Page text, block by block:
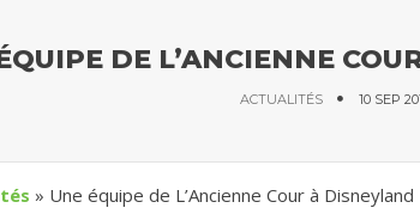
DE L’ANCIENNE
ACTUALITÉS 10 SEP
» Une équipe de L’Ancienne Cour à Disneyland